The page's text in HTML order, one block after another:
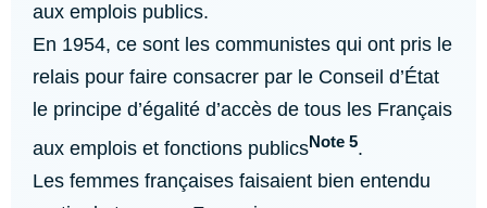
aux emplois publics.
En 1954, ce sont les communistes qui ont pris le
relais pour faire consacrer par le Conseil d’État
le principe d’égalité d’accès de tous les Français
aux emplois et fonctions publicsNote 5.
Les femmes françaises faisaient bien entendu